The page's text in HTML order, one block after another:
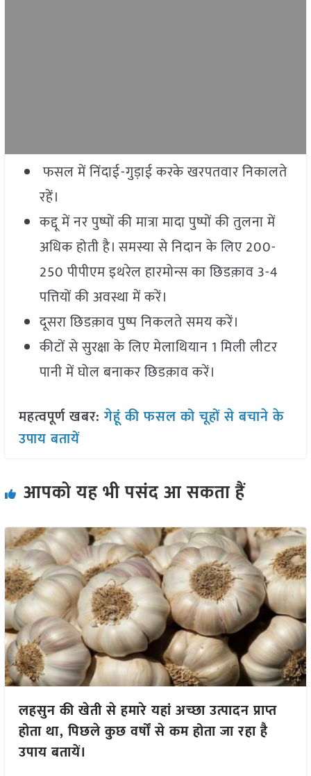
फसल में निंदाई-गुड़ाई करके खरपतवार निकालते
रहें।
कद्दू में नर पुष्पों की मात्रा मादा पुष्पों की तुलना में
अधिक होती है। समस्या से निदान के लिए 200-
250 पीपीएम इथरेल हारमोन्स का छिडक़ाव 3-4
पत्तियों की अवस्था में करें।
दूसरा छिडक़ाव पुष्प निकलते समय करें।
कीटों से सुरक्षा के लिए मेलाथियान 1 मिली लीटर
पानी में घोल बनाकर छिडक़ाव करें।
महत्वपूर्ण खबर:गेहूं की फसल को चूहों से बचाने के
उपाय बतायें
आपको यह भी पसंद आ सकता हैं
लहसुन की खेती से हमारे यहां अच्छा उत्पादन प्राप्त
होता था, पिछले कुछ वर्षों से कम होता जा रहा है
उपाय बतायें।